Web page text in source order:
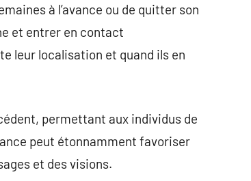
à l’avance ou de quitter son
et entrer en contact
leur localisation et quand ils en
permettant aux individus de
peut étonnamment favoriser
et des visions.